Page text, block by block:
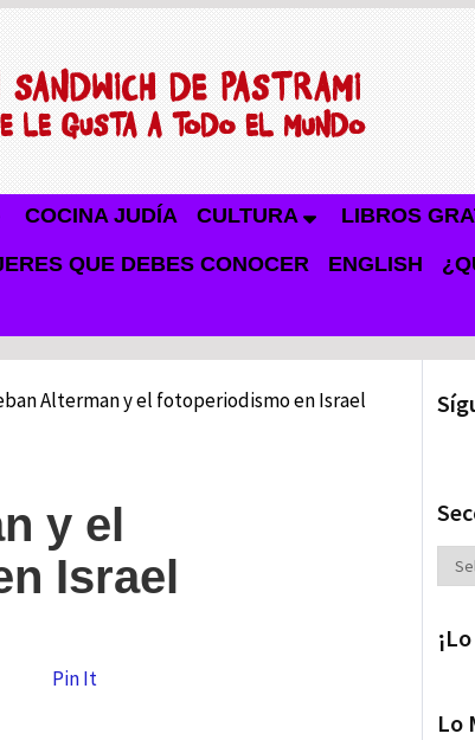
COCINA JUDÍA CULTURA LIBROS
QUE DEBES CONOCER ENGLISH
Alterman y el fotoperiodismo en Israel
y el
Israel
Pin It
Lo